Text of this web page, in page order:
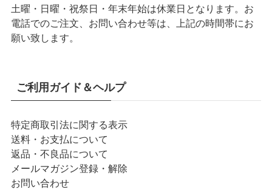
土曜・日曜・祝祭日・年末年始は休業日となります。お
電話でのご注文、お問い合わせ等は、上記の時間帯にお
願い致します。
ご利用ガイド＆ヘルプ
特定商取引法に関する表示
送料・お支払について
返品・不良品について
メールマガジン登録・解除
お問い合わせ